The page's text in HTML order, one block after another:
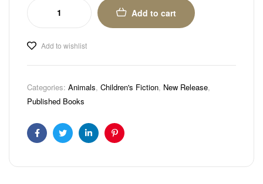
Add to cart
Add to wishlist
Categories: Animals, Children's Fiction, New Release,
Published Books
FacebookTwitterLinkedinPinterest